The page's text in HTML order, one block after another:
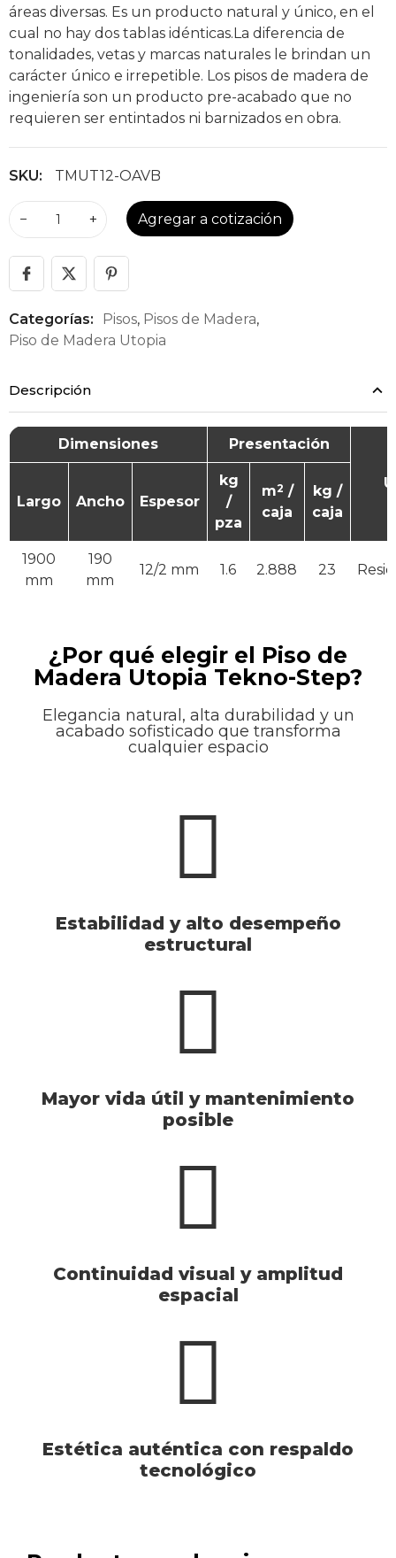
áreas diversas. Es un producto natural y único, en el
cual no hay dos tablas idénticas.La diferencia de
tonalidades, vetas y marcas naturales le brindan un
carácter único e irrepetible. Los pisos de madera de
ingeniería son un producto pre-acabado que no
requieren ser entintados ni barnizados en obra.
SKU: TMUT12-OAVB
− + Agregar a cotización
Categorías: Pisos, Pisos de Madera,
Piso de Madera Utopia
Descripción
Dimensiones Presentación
Largo
Ancho Espesor
kg
/
pza
m2 /
caja
kg /
caja
1900
mm
190
mm
12/2 mm 1.6 2.888 23
¿Por qué elegir el Piso de
Madera Utopia Tekno-Step?
Elegancia natural, alta durabilidad y un
acabado sofisticado que transforma
cualquier espacio
Estabilidad y alto desempeño
estructural
Mayor vida útil y mantenimiento
posible
Continuidad visual y amplitud
espacial
Estética auténtica con respaldo
tecnológico